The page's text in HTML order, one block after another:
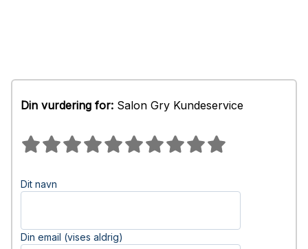
Din vurdering for: Salon Gry Kundeservice
Dit navn
Din email (vises aldrig)